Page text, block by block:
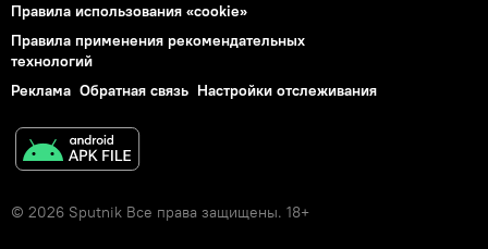
Правила использования «cookie»
Правила применения рекомендательных
технологий
Реклама Обратная связь Настройки отслеживания
© 2026 Sputnik Все права защищены. 18+